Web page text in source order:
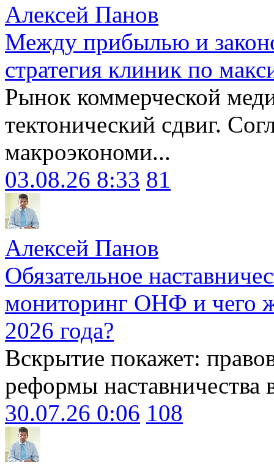
Алексей Панов
Между прибылью и
стратегия клиник по
Рынок коммерческой
тектонический сдвиг.
макроэкономи...
03.08.26 8:33 81
Алексей Панов
Обязательное
мониторинг ОНФ и чего
2026 года?
Вскрытие покажет:
реформы наставничества
30.07.26 0:06 108